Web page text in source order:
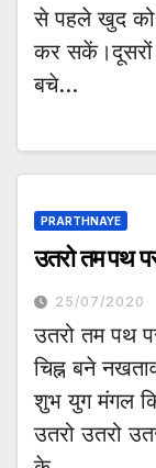
से पहले खुद
कर
बचे…
PRARTHNAYE
उतरो तम पथ
25/07/2020
उतरो तम पथ
चिह्न बने
शुभ युग मंगल
उतरो उतरो